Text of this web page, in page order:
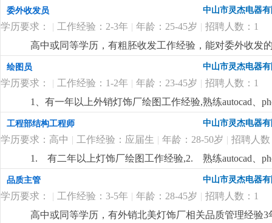
委外收发员 中山市灵杰电器
学历要求： | 工作经验：2-3年 | 年龄：25-45岁 | 招聘人数：1
高中或同等学历，有粗胚收发工作经验，能对委外收发
绘图员 中山市灵杰电器
学历要求： | 工作经验：1-2年 | 年龄：23-45岁 | 招聘人数：1
1、有一年以上外销灯饰厂绘图工作经验,熟练autocad、
优先.更详细...
工程部结构工程师 中山市灵杰电器
学历要求：高中 | 工作经验：应届生 | 年龄：28-50岁 | 招聘人数
1. 有二年以上灯饰厂绘图工作经验,2. 熟练autocad、
作经验优先.更详细...
品质主管 中山市灵杰电器
学历要求： | 工作经验：3-5年 | 年龄：28-45岁 | 招聘人数：1
高中或同等学历，有外销北美灯饰厂相关品质管理经验